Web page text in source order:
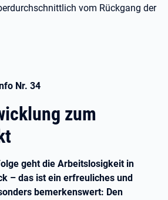
vom Rückgang der
Nr. 34
zum
geht die Arbeitslosigkeit in
– das ist ein erfreuliches und
bemerkenswert: Den